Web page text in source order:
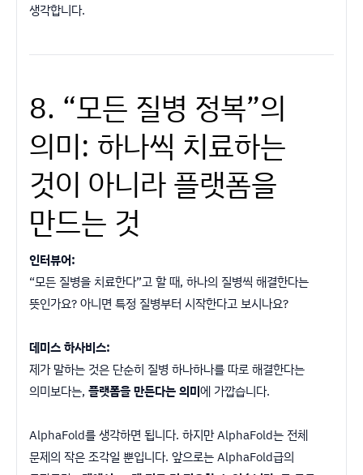
생각합니다.
8. “모든 질병 정복”의
의미: 하나씩 치료하는
것이 아니라 플랫폼을
만드는 것
인터뷰어:
“모든 질병을 치료한다”고 할 때, 하나의 질병씩 해결한다는
뜻인가요? 아니면 특정 질병부터 시작한다고 보시나요?
데미스 하사비스:
제가 말하는 것은 단순히 질병 하나하나를 따로 해결한다는
의미보다는, 플랫폼을 만든다는 의미에 가깝습니다.
AlphaFold를 생각하면 됩니다. 하지만 AlphaFold는 전체
문제의 작은 조각일 뿐입니다. 앞으로는 AlphaFold급의